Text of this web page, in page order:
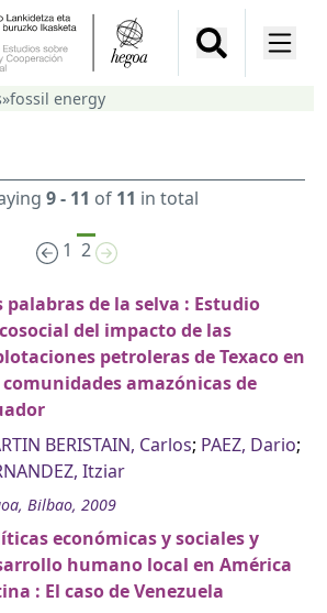
»fossil energy
9 - 11 of 11 in total
1 2
palabras de la selva : Estudio
del impacto de las
petroleras de Texaco en
comunidades amazónicas de
BERISTAIN, Carlos; PAEZ, Dario;
Itziar
Bilbao, 2009
económicas y sociales y
humano local en América
: El caso de Venezuela